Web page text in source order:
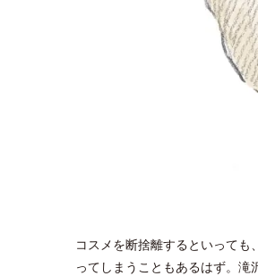
コスメを断捨離するといって
ってしまうこともあるはず。